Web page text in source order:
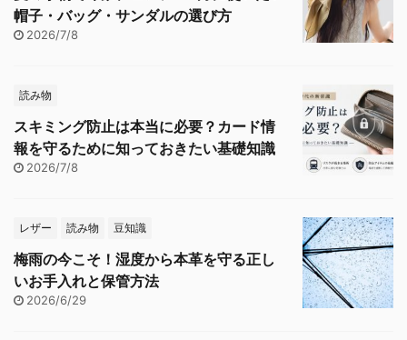
帽子・バッグ・サンダルの選び方
2026/7/8
読み物
スキミング防止は本当に必要？カード情
報を守るために知っておきたい基礎知識
2026/7/8
レザー 読み物 豆知識
梅雨の今こそ！湿度から本革を守る正し
いお手入れと保管方法
2026/6/29